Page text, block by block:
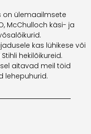
on ülemaailmsete
McChulloch käsi- ja
kas lühikese või
hekilõikureid.
aitavad meil töid
lehepuhurid.